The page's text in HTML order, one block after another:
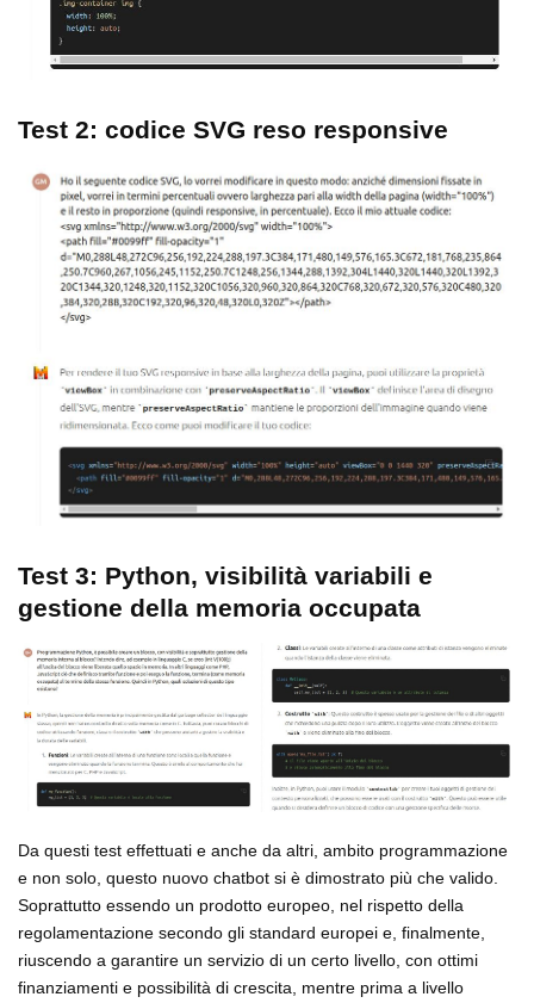
Test 2: codice SVG reso responsive
Test 3: Python, visibilità variabili e
gestione della memoria occupata
Da questi test effettuati e anche da altri, ambito programmazione
e non solo, questo nuovo chatbot si è dimostrato più che valido.
Soprattutto essendo un prodotto europeo, nel rispetto della
regolamentazione secondo gli standard europei e, finalmente,
riuscendo a garantire un servizio di un certo livello, con ottimi
finanziamenti e possibilità di crescita, mentre prima a livello